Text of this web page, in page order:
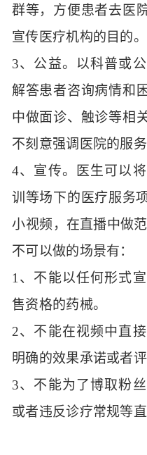
群等，方便患者去医
宣传医疗机构的目的。
3、 公益。以科普或
解答患者咨询病情和
中做面诊、触诊等相
不刻意强调医院的服务
4、 宣传。医生可以
训等场下的医疗服务
小视频，在直播中做范
不可以做的场景有：
1、 不能以任何形式
售资格的药械。
2、 不能在视频中直
明确的效果承诺或者
3、 不能为了博取粉
或者违反诊疗常规等